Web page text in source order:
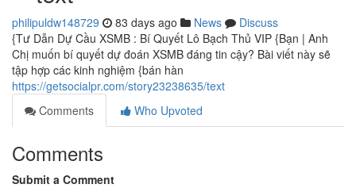
philipuldw148729 83 days ago News
Discuss
{Tư Dẫn Dự Cầu XSMB : Bí Quyết Lô Bạch Thủ VIP {Bạn | Anh
Chị muốn bí quyết dự đoán XSMB đáng tin cậy? Bài viết này sẽ
tập hợp các kinh nghiệm {bán hàn
https://getsocialpr.com/story23238635/text
Comments
Who Upvoted
Comments
Submit a Comment